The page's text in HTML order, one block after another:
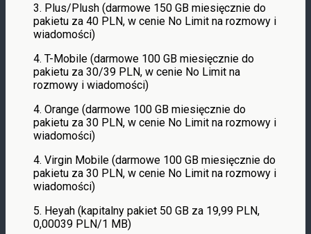
3. Plus/Plush (darmowe 150 GB miesięcznie do
pakietu za 40 PLN, w cenie No Limit na rozmowy i
wiadomości)
4. T-Mobile (darmowe 100 GB miesięcznie do
pakietu za 30/39 PLN, w cenie No Limit na
rozmowy i wiadomości)
4. Orange (darmowe 100 GB miesięcznie do
pakietu za 30 PLN, w cenie No Limit na rozmowy i
wiadomości)
4. Virgin Mobile (darmowe 100 GB miesięcznie do
pakietu za 30 PLN, w cenie No Limit na rozmowy i
wiadomości)
5. Heyah (kapitalny pakiet 50 GB za 19,99 PLN,
0,00039 PLN/1 MB)